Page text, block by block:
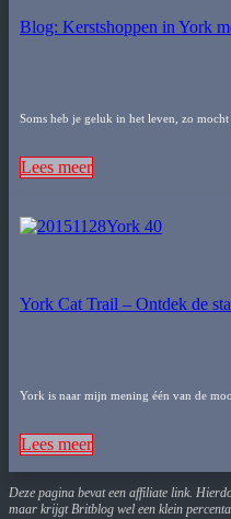
Blog: Kerstshoppen in York
Soms heb je geluk in het leven, zo
Lees meer
York Cat Trail – Ontdek de
York is naar mijn mening één van de
Lees meer
Deze pagina bevat een affiliate link.
maar krijgt Britblog wel een klein